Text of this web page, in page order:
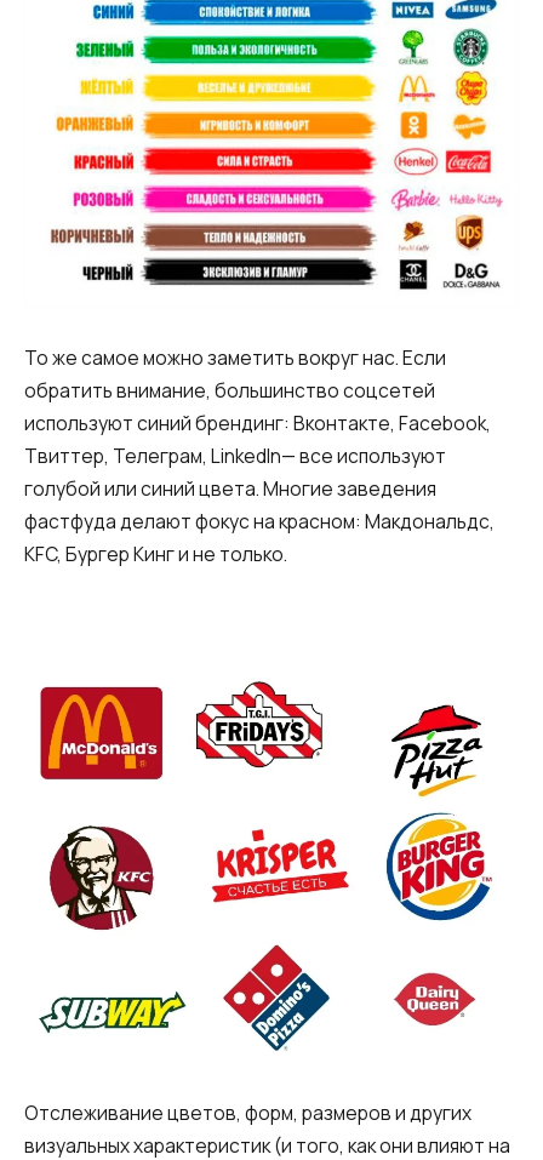
То же самое можно заметить вокруг нас. Если
обратить внимание, большинство соцсетей
используют синий брендинг: Вконтакте, Facebook,
Твиттер, Телеграм, LinkedIn— все используют
голубой или синий цвета. Многие заведения
фастфуда делают фокус на красном: Макдональдс,
KFC, Бургер Кинг и не только.
Отслеживание цветов, форм, размеров и других
визуальных характеристик (и того, как они влияют на